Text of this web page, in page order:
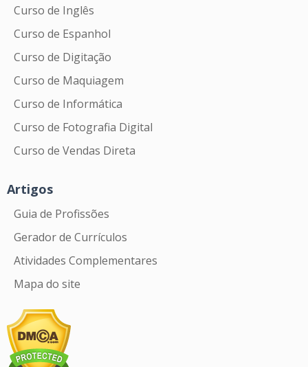
Curso de Inglês
Curso de Espanhol
Curso de Digitação
Curso de Maquiagem
Curso de Informática
Curso de Fotografia Digital
Curso de Vendas Direta
Artigos
Guia de Profissões
Gerador de Currículos
Atividades Complementares
Mapa do site